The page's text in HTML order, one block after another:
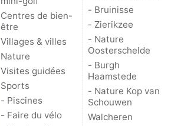
Centres de bien-
être
Villages & villes
Nature
Visites guidées
Sports
- Piscines
- Faire du vélo
- Bruinisse
- Zierikzee
- Nature
Oosterschelde
- Burgh
Haamstede
- Nature Kop van
Schouwen
Walcheren